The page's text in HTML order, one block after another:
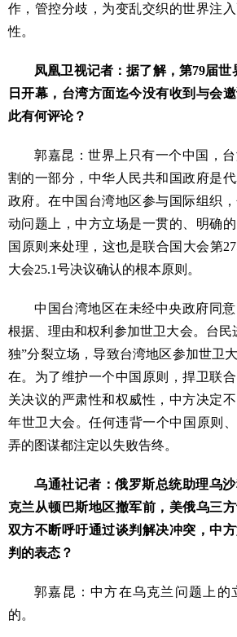
作，管控分歧，为变乱交织的世界注
性。
凤凰卫视记者：据了解，第79届世
日开幕，台湾方面迄今没有收到与会
此有何评论？
郭嘉昆：世界上只有一个中国，
割的一部分，中华人民共和国政府是
政府。在中国台湾地区参与国际组织
动问题上，中方立场是一贯的、明确
国原则来处理，这也是联合国大会第
大会25.1号决议确认的根本原则。
中国台湾地区在未经中央政府同
根据、理由和权利参加世卫大会。台民
独”分裂立场，导致台湾地区参加世卫
在。为了维护一个中国原则，捍卫联
关决议的严肃性和权威性，中方决定
年世卫大会。任何违背一个中国原则
弄的图谋都注定以失败告终。
乌通社记者：俄罗斯总统助理乌
克兰从顿巴斯地区撤军前，美俄乌三
双方不断呼吁通过谈判解决冲突，中
判的表态？
郭嘉昆：中方在乌克兰问题上的
的。